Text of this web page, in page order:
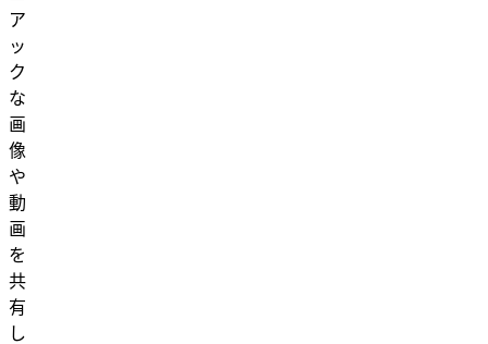
ア
ッ
ク
な
画
像
や
動
画
を
共
有
し